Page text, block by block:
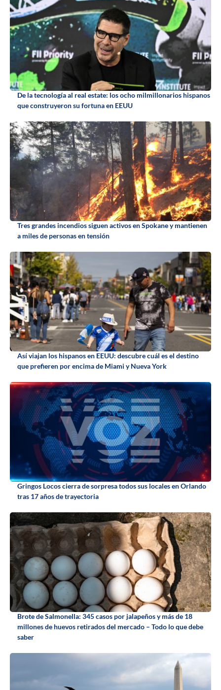
De la tecnología al real estate: los ocho milmillonarios hispanos
que construyeron su fortuna en EEUU
Tres grandes incendios siguen activos en Spokane y mantienen
a miles de personas en tensión
Así viajan los hispanos en EEUU: descubre cuál es el destino
que prefieren por encima de Miami y Nueva York
Gringos Locos cierra de sorpresa todos sus locales en Orlando
tras 17 años de trayectoria
Brote de Salmonella: 345 casos por jalapeños y más de 18
millones de huevos retirados del mercado – Todo lo que debe
saber